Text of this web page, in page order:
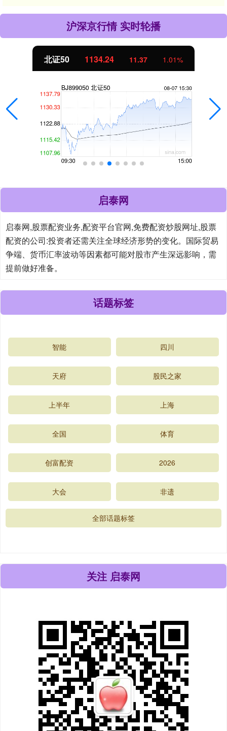
沪深京行情 实时轮播
北证50 1134.24 11.37 1.01%
启泰网
启泰网,股票配资业务,配资平台官网,免费配资炒股网址,股票
配资的公司:投资者还需关注全球经济形势的变化。国际贸易
争端、货币汇率波动等因素都可能对股市产生深远影响，需
提前做好准备。
话题标签
智能 四川
天府 股民之家
上半年 上海
全国 体育
创富配资 2026
大会 非遗
全部话题标签
关注 启泰网